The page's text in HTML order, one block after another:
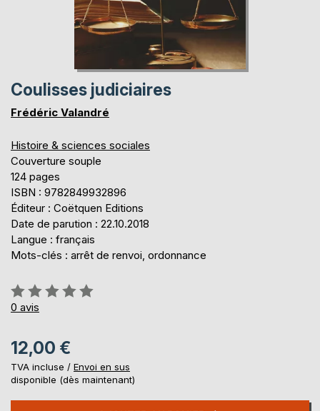
Coulisses judiciaires
Frédéric Valandré
Histoire & sciences sociales
Couverture souple
124 pages
ISBN : 9782849932896
Éditeur : Coëtquen Editions
Date de parution : 22.10.2018
Langue : français
Mots-clés : arrêt de renvoi, ordonnance
Évaluation:
0%
0 avis
12,00 €
TVA incluse / Envoi en sus
disponible (dès maintenant)